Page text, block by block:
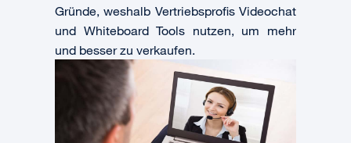
Gründe, weshalb Vertriebsprofis Videochat
und Whiteboard Tools nutzen, um mehr
und besser zu verkaufen.